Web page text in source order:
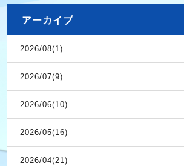
アーカイブ
2026/08(1)
2026/07(9)
2026/06(10)
2026/05(16)
2026/04(21)